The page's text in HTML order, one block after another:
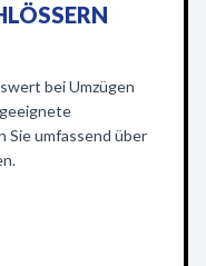
bei Umzügen
Sie umfassend über